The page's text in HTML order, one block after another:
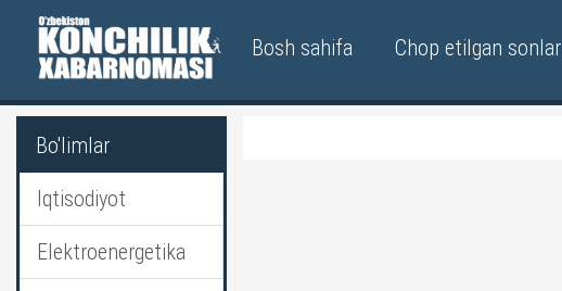
Bosh sahifa Chop etilgan sonlar
Bo'limlar
Iqtisodiyot
Elektroenergetika